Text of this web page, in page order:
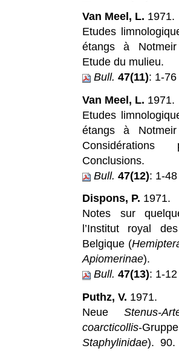
Van Meel, L. 1971.
Etudes
étangs à
Etude du mulieu.
Bull. 47(11): 1-76
Van Meel, L. 1971.
Etudes
étangs à
Considérations
Conclusions.
Bull. 47(12): 1-48
Dispons, P. 1971.
Notes sur
l’Institut royal
Belgique (
Apiomerinae).
Bull. 47(13): 1-12
Puthz, V. 1971.
Neue Stenus-
coarcticollis-
Staphylinidae). 90.